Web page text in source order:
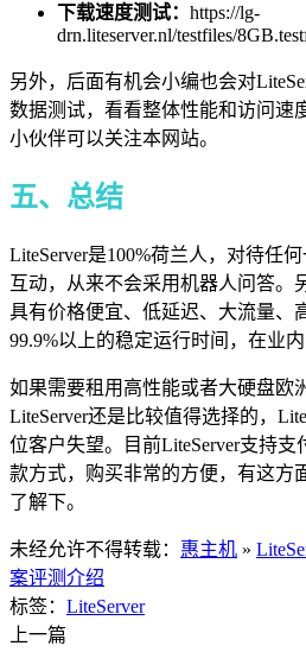
下载速度测试： https://lg-
drn.liteserver.nl/testfiles/
另外，后面有机会小编也会对
数据测试，看看整体性能和访问速
小伙伴可以关注本网站。
五、总结
LiteServer是100%荷兰人，对待任
互动，从来不会采用机器人问答。
具有价格便宜、低延迟、大流量、
99.9%以上的稳定运行时间，在业内
如果需要租用高性能或者大硬盘欧
LiteServer还是比较值得选择的，
位客户失望。目前LiteServer支持支
款方式，购买非常的方便，有这方
了解下。
未经允许不得转载： 惠主机 »
案评测介绍
标签： LiteServer
上一篇